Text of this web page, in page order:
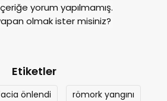
yorum yapılmamış.
olmak ister misiniz?
Etiketler
önlendi
römork yangını